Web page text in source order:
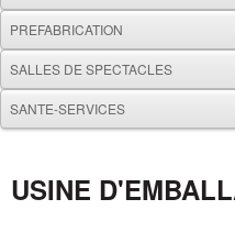
PREFABRICATION
SALLES DE SPECTACLES
SANTE-SERVICES
USINE